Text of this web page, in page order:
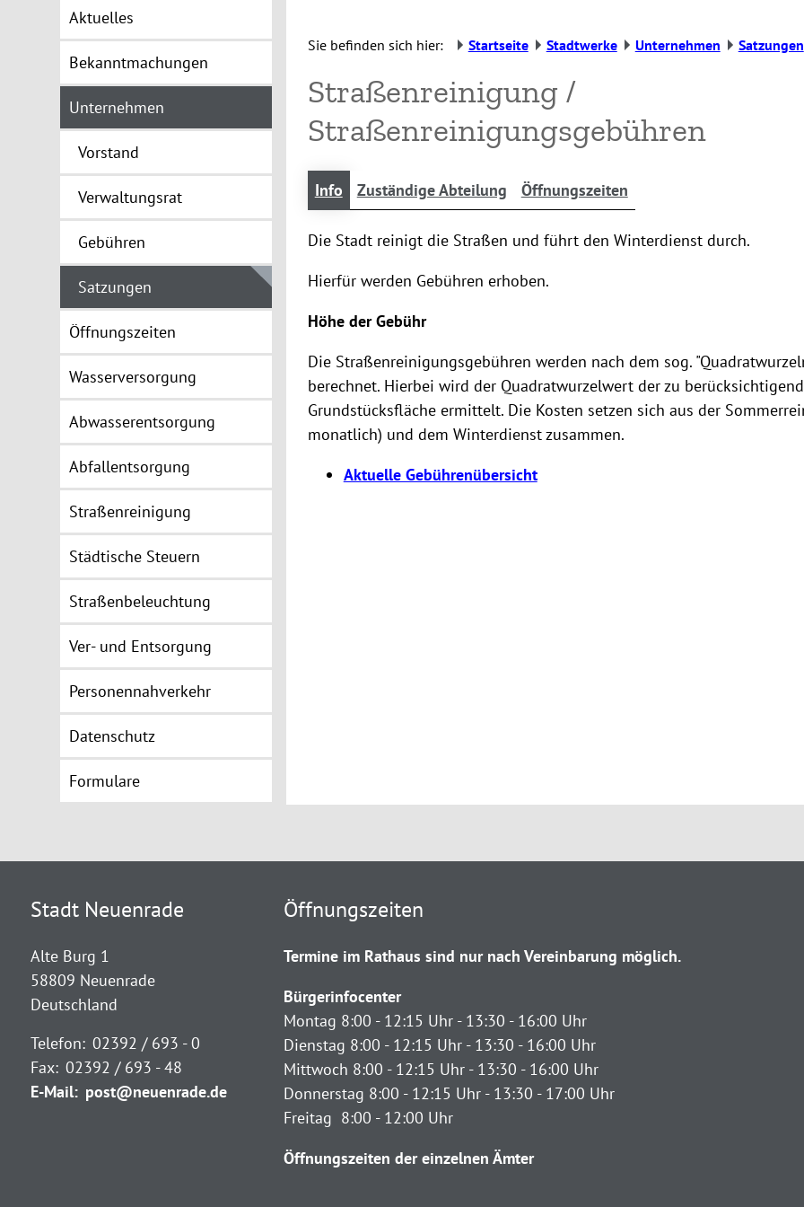
Aktuelles
Bekanntmachungen
Unternehmen
Vorstand
Verwaltungsrat
Gebühren
Satzungen
Öffnungszeiten
Wasserversorgung
Abwasserentsorgung
Abfallentsorgung
Straßenreinigung
Städtische Steuern
Straßenbeleuchtung
Ver- und Entsorgung
Personennahverkehr
Datenschutz
Formulare
Sie befinden sich hier: Startseite Stadtwerke Unternehmen Satzungen
Straßenreinigung /
Straßenreinigungsgebühren
Info Zuständige Abteilung Öffnungszeiten
Die Stadt reinigt die Straßen und führt den Winterdienst durch.
Hierfür werden Gebühren erhoben.
Höhe der Gebühr
Die Straßenreinigungsgebühren werden nach dem sog.
berechnet. Hierbei wird der Quadratwurzelwert der zu
Grundstücksfläche ermittelt. Die Kosten setzen sich aus der
monatlich) und dem Winterdienst zusammen.
Aktuelle Gebührenübersicht
Stadt Neuenrade
Alte Burg 1
58809 Neuenrade
Deutschland
Telefon: 02392 / 693 - 0
Fax: 02392 / 693 - 48
E-Mail: post@neuenrade.de
Öffnungszeiten
Termine im Rathaus sind nur nach Vereinbarung möglich.
Bürgerinfocenter
Montag 8:00 - 12:15 Uhr - 13:30 - 16:00 Uhr
Dienstag 8:00 - 12:15 Uhr - 13:30 - 16:00 Uhr
Mittwoch 8:00 - 12:15 Uhr - 13:30 - 16:00 Uhr
Donnerstag 8:00 - 12:15 Uhr - 13:30 - 17:00 Uhr
Freitag 8:00 - 12:00 Uhr
Öffnungszeiten der einzelnen Ämter